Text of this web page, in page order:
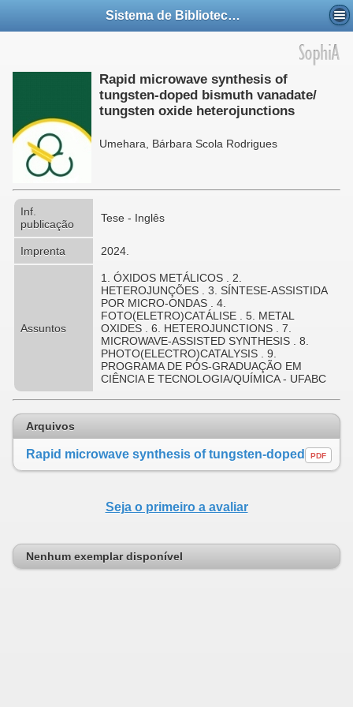
Sistema de Bibliotecas da UFABC
Rapid microwave synthesis of
tungsten-doped bismuth vanadate/
tungsten oxide heterojunctions
Umehara, Bárbara Scola Rodrigues
Inf.
publicação
Tese - Inglês
Imprenta 2024.
Assuntos
1. ÓXIDOS METÁLICOS . 2.
HETEROJUNÇÕES . 3. SÍNTESE-ASSISTIDA
POR MICRO-ONDAS . 4.
FOTO(ELETRO)CATÁLISE . 5. METAL
OXIDES . 6. HETEROJUNCTIONS . 7.
MICROWAVE-ASSISTED SYNTHESIS . 8.
PHOTO(ELECTRO)CATALYSIS . 9.
PROGRAMA DE PÓS-GRADUAÇÃO EM
CIÊNCIA E TECNOLOGIA/QUÍMICA - UFABC
Arquivos
Rapid microwave synthesis of tungsten-doped bismuth vanadate tungsten oxide heterojunctions
PDF
Seja o primeiro a avaliar
Nenhum exemplar disponível